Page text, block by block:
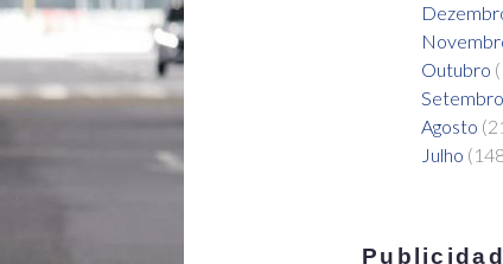
Outubro
Setembro
Agosto
Julho